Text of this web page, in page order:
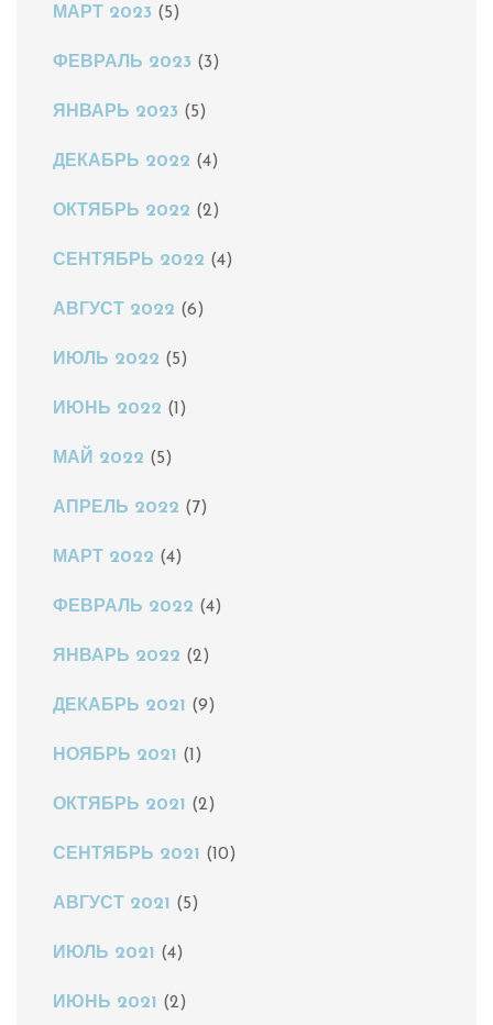
МАРТ 2023 (5)
ФЕВРАЛЬ 2023 (3)
ЯНВАРЬ 2023 (5)
ДЕКАБРЬ 2022 (4)
ОКТЯБРЬ 2022 (2)
СЕНТЯБРЬ 2022 (4)
АВГУСТ 2022 (6)
ИЮЛЬ 2022 (5)
ИЮНЬ 2022 (1)
МАЙ 2022 (5)
АПРЕЛЬ 2022 (7)
МАРТ 2022 (4)
ФЕВРАЛЬ 2022 (4)
ЯНВАРЬ 2022 (2)
ДЕКАБРЬ 2021 (9)
НОЯБРЬ 2021 (1)
ОКТЯБРЬ 2021 (2)
СЕНТЯБРЬ 2021 (10)
АВГУСТ 2021 (5)
ИЮЛЬ 2021 (4)
ИЮНЬ 2021 (2)